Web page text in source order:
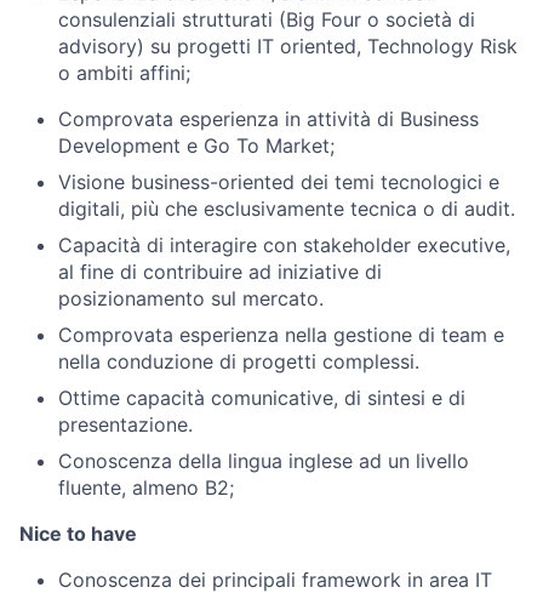
consulenziali strutturati (Big Four o società di
advisory) su progetti IT oriented, Technology Risk
o ambiti affini;
Comprovata esperienza in attività di Business
Development e Go To Market;
Visione business-oriented dei temi tecnologici e
digitali, più che esclusivamente tecnica o di audit.
Capacità di interagire con stakeholder executive,
al fine di contribuire ad iniziative di
posizionamento sul mercato.
Comprovata esperienza nella gestione di team e
nella conduzione di progetti complessi.
Ottime capacità comunicative, di sintesi e di
presentazione.
Conoscenza della lingua inglese ad un livello
fluente, almeno B2;
Nice to have
Conoscenza dei principali framework in area IT